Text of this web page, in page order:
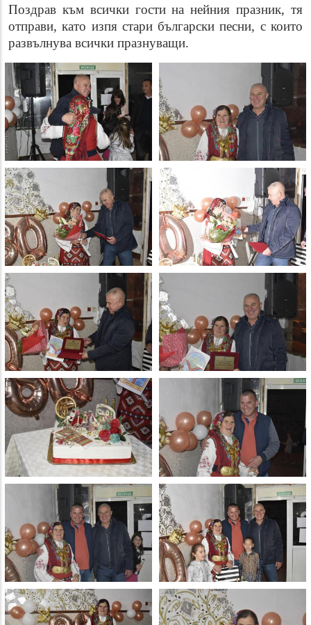
Поздрав към всички гости на нейния празник, тя
отправи, като изпя стари български песни, с които
развълнува всички празнуващи.